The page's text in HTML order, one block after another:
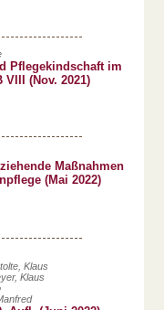
Pflegekindschaft im
VIII (Nov. 2021)
Maßnahmen
(Mai 2022)
Klaus
Klaus